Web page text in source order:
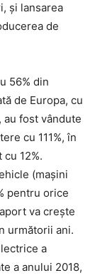
și lansarea
de
56% din
de Europa, cu
au fost vândute
cu 111%, în
12%.
(mașini
pentru orice
va crește
următorii ani.
a
a anului 2018,